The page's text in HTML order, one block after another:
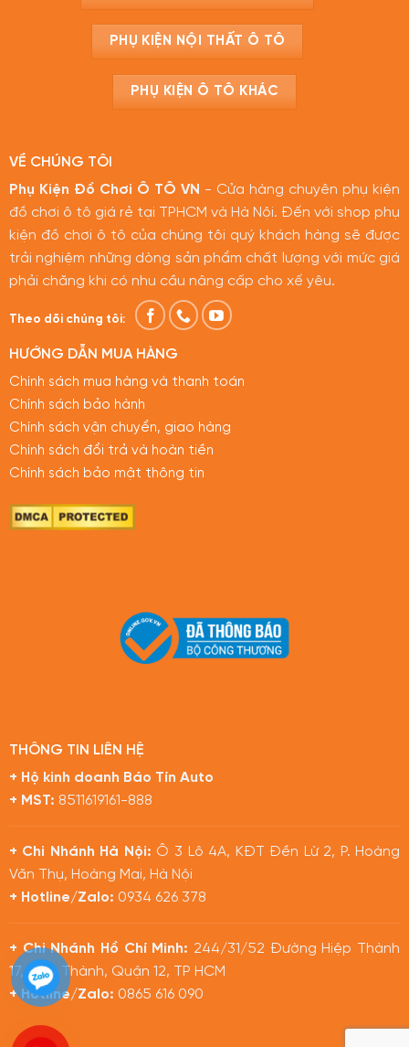
PHỤ KIỆN NỘI THẤT Ô TÔ
PHỤ KIỆN Ô TÔ KHÁC
VỀ CHÚNG TÔI
Phụ Kiện Đồ Chơi Ô TÔ VN - Cửa hàng chuyên phụ kiện
đồ chơi ô tô giá rẻ tại TPHCM và Hà Nội. Đến với shop phụ
kiện đồ chơi ô tô của chúng tôi quý khách hàng sẽ được
trải nghiệm những dòng sản phẩm chất lượng với mức giá
phải chăng khi có nhu cầu nâng cấp cho xế yêu.
Theo dõi chúng tôi:
HƯỚNG DẪN MUA HÀNG
Chính sách mua hàng và thanh toán
Chính sách bảo hành
Chính sách vận chuyển, giao hàng
Chính sách đổi trả và hoàn tiền
Chính sách bảo mật thông tin
THÔNG TIN LIÊN HỆ
+ Hộ kinh doanh Báo Tín Auto
+ MST: 8511619161-888
+ Chi Nhánh Hà Nội: Ô 3 Lô 4A, KĐT Đền Lừ 2, P. Hoàng
Văn Thụ, Hoàng Mai, Hà Nội
+ Hotline/Zalo: 0934 626 378
+ Chi Nhánh Hồ Chí Minh: 244/31/52 Đường Hiệp Thành
17, Hiệp Thành, Quận 12, TP HCM
+ Hotline/Zalo: 0865 616 090